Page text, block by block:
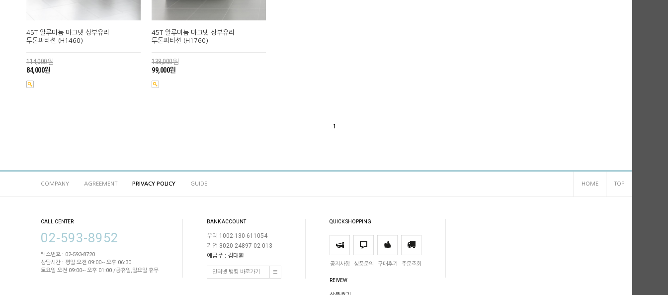
45T 알루미늄 마그넷 상부유리
투톤파티션 (H1460)
114,000원
84,000원
45T 알루미늄 마그넷 상부유리
투톤파티션 (H1760)
138,000원
99,000원
1
COMPANY AGREEMENT PRIVACY POLICY GUIDE TOP
HOME
CALL CENTER
02-593-8952
팩스번호 : 02-593-8720
상담시간 : 평일 오전 09:00~ 오후 06:30
토요일 오전 09:00~ 오후 01:00 /공휴일,일요일 휴무
BANK ACCOUNT
우리 1002-130-611054
기업 3020-24897-02-013
예금주 : 김태환
인터넷 뱅킹 바로가기
QUICK SHOPPING
공지사항 상품문의 구매후기 주문조회
REIVEW